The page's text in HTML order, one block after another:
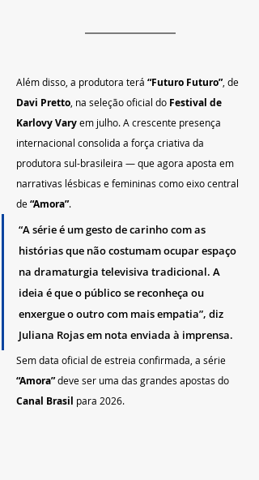
Além disso, a produtora terá “Futuro Futuro” , de
Davi Pretto , na seleção oficial do Festival de
Karlovy Vary em julho. A crescente presença
internacional consolida a força criativa da
produtora sul-brasileira — que agora aposta em
narrativas lésbicas e femininas como eixo central
de “Amora”.
“A série é um gesto de carinho com as
histórias que não costumam ocupar espaço
na dramaturgia televisiva tradicional. A
ideia é que o público se reconheça ou
enxergue o outro com mais empatia”, diz
Juliana Rojas em nota enviada à imprensa.
Sem data oficial de estreia confirmada, a série
“Amora” deve ser uma das grandes apostas do
Canal Brasil para 2026.